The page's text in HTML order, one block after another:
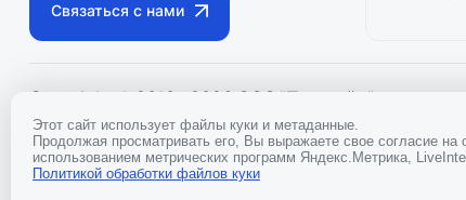
Связаться с нами
Copyright © 2010 - 2026 ООО "Тэкслайн"
Политика конфиденциальности
Этот сайт использует файлы куки и метаданные.
Продолжая просматривать его, Вы выражаете свое согласие на
использованием метрических программ Яндекс.Метрика,
Политикой обработки файлов куки